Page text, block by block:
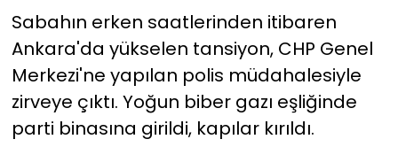
Sabahın erken saatlerinden itibaren
Ankara'da yükselen tansiyon, CHP Genel
Merkezi'ne yapılan polis müdahalesiyle
zirveye çıktı. Yoğun biber gazı eşliğinde
parti binasına girildi, kapılar kırıldı.